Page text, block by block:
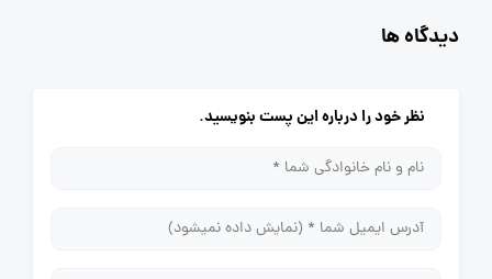
دیدگاه ها
نظر خود را درباره این پست بنویسید.